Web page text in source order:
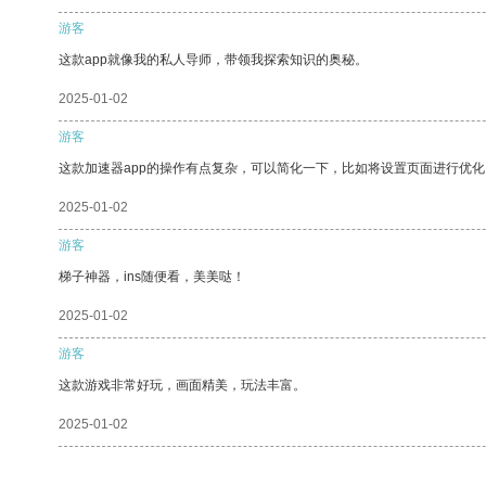
游客
这款app就像我的私人导师，带领我探索知识的奥秘。
2025-01-02
游客
这款加速器app的操作有点复杂，可以简化一下，比如将设置页面进行优
2025-01-02
游客
梯子神器，ins随便看，美美哒！
2025-01-02
游客
这款游戏非常好玩，画面精美，玩法丰富。
2025-01-02